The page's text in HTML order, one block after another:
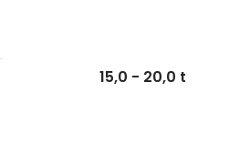
15,0 - 20,0 t